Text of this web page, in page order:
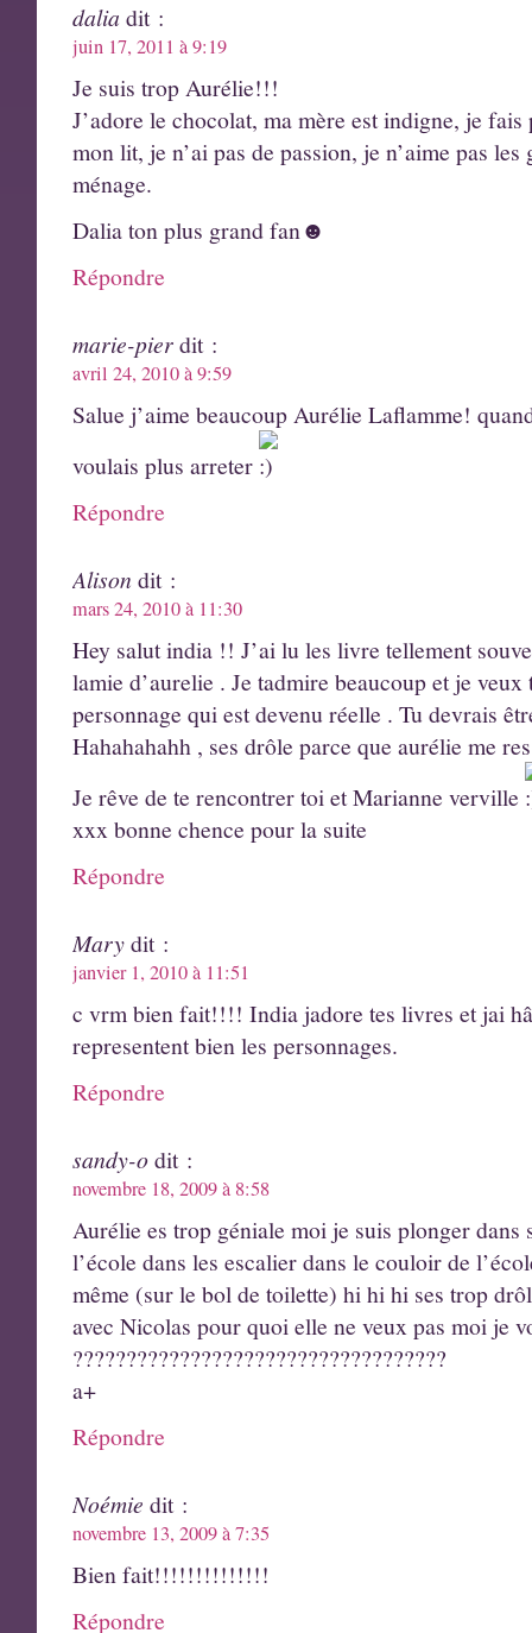
dalia dit :
juin 17, 2011 à 9:19
Je suis trop Aurélie!!!
J’adore le chocolat, ma mère est indigne, je
mon lit, je n’ai pas de passion, je n’aime pas les
ménage.
Dalia ton plus grand fan☻
Répondre
marie-pierdit :
avril 24, 2010 à 9:59
Salue j’aime beaucoup Aurélie Laflamme!
voulais plus arreter
Répondre
Alison dit :
mars 24, 2010 à 11:30
Hey salut india !! J’ai lu les livre tellement
lamie d’aurelie . Je tadmire beaucoup et je
personnage qui est devenu réelle . Tu devrais
Hahahahahh , ses drôle parce que aurélie me
Je rêve de te rencontrer toi et Marianne verville
xxx bonne chence pour la suite
Répondre
Marydit :
janvier 1, 2010 à 11:51
c vrm bien fait!!!! India jadore tes livres et jai
representent bien les personnages.
Répondre
sandy-odit :
novembre 18, 2009 à 8:58
Aurélie es trop géniale moi je suis plonger dans
l’école dans les escalier dans le couloir de
même (sur le bol de toilette) hi hi hi ses trop
avec Nicolas pour quoi elle ne veux pas moi je
???????????????????????????????????
a+
Répondre
Noémie dit :
novembre 13, 2009 à 7:35
Bien fait!!!!!!!!!!!!!!
Répondre